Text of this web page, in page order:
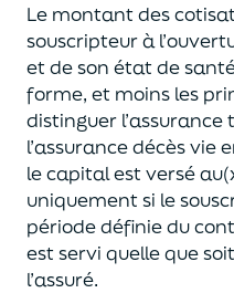
Le montant des
souscripteur à
et de son état de
forme, et moins les
distinguer
l’assurancedécèsvie
le capital estversé
uniquementsi le
période définie du
est servi quelle que
l’assuré.